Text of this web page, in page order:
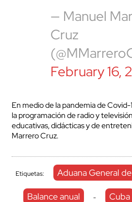
— Manuel
Cruz
February 16,
En medio de la pandemia de
la programación de radio y
educativas, didácticas y de
Marrero Cruz.
Etiquetas: Aduana General
Balance anual - Cuba